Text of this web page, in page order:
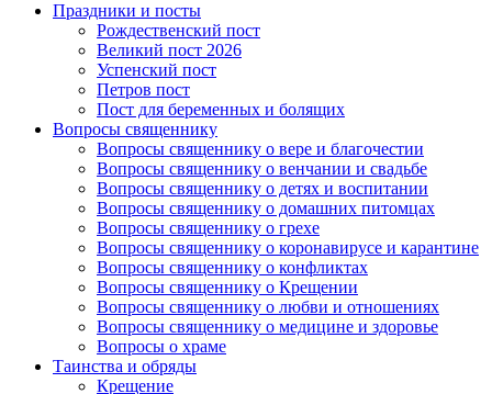
Праздники и посты
Рождественский пост
Великий пост 2026
Успенский пост
Петров пост
Пост для беременных и болящих
Вопросы священнику
Вопросы священнику о вере и благочестии
Вопросы священнику о венчании и свадьбе
Вопросы священнику о детях и воспитании
Вопросы священнику о домашних питомцах
Вопросы священнику о грехе
Вопросы священнику о коронавирусе и карантине
Вопросы священнику о конфликтах
Вопросы священнику о Крещении
Вопросы священнику о любви и отношениях
Вопросы священнику о медицине и здоровье
Вопросы о храме
Таинства и обряды
Крещение